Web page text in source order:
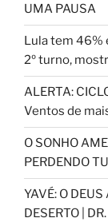
UMA PAUSA
Lula tem 46%
2º turno,
ALERTA:
Ventos de
O SONHO
PERDENDO
YAVÉ: O DEUS
DESERTO |